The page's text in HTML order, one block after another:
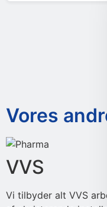
Vores
VVS
Vi tilbyder alt VVS